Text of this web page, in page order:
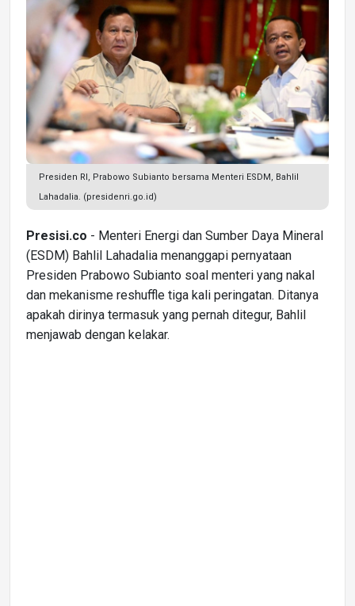
Presiden RI, Prabowo Subianto bersama Menteri ESDM, Bahlil
Lahadalia. (presidenri.go.id)
Presisi.co - Menteri Energi dan Sumber Daya Mineral
(ESDM) Bahlil Lahadalia menanggapi pernyataan
Presiden Prabowo Subianto soal menteri yang nakal
dan mekanisme reshuffle tiga kali peringatan. Ditanya
apakah dirinya termasuk yang pernah ditegur, Bahlil
menjawab dengan kelakar.